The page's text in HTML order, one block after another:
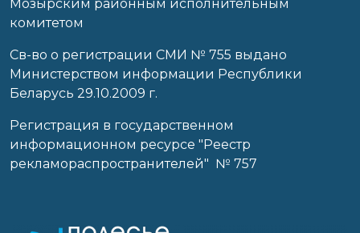
Мозырским районным исполнительным
комитетом
Св-во о регистрации СМИ № 755 выдано
Министерством информации Республики
Беларусь 29.10.2009 г.
Регистрация в государственном
информационном ресурсе "Реестр
рекламораспространителей" № 757